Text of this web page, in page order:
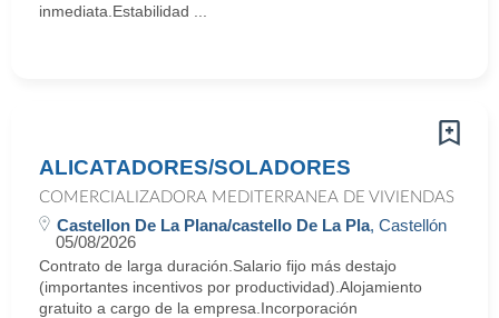
inmediata.Estabilidad ...
ALICATADORES/SOLADORES
COMERCIALIZADORA MEDITERRANEA DE VIVIENDAS
Castellon De La Plana/castello De La Pla, Castellón
05/08/2026
Contrato de larga duración.Salario fijo más destajo
(importantes incentivos por productividad).Alojamiento
gratuito a cargo de la empresa.Incorporación